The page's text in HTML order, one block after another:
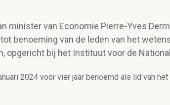
minister van Economie Pierre-Yves
benoeming van de leden van het
opgericht bij het Instituut voor de
2024 voor vier jaar benoemd als lid van